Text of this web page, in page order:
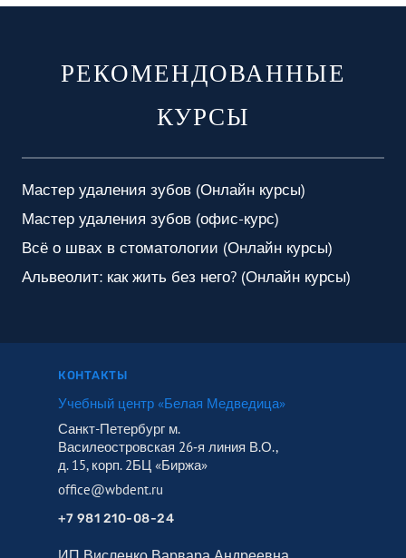
РЕКОМЕНДОВАННЫЕ
КУРСЫ
Мастер удаления зубов (Онлайн курсы)
Мастер удаления зубов (офис-курс)
Всё о швах в стоматологии (Онлайн курсы)
Альвеолит: как жить без него? (Онлайн курсы)
КОНТАКТЫ
Учебный центр «Белая Медведица»
Санкт-Петербург м.
Василеостровская 26‑я линия В.О.,
д. 15, корп. 2БЦ «Биржа»
office@wbdent.ru
+7 981 210-08-24